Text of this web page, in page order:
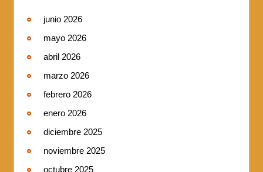
junio 2026
mayo 2026
abril 2026
marzo 2026
febrero 2026
enero 2026
diciembre 2025
noviembre 2025
octubre 2025